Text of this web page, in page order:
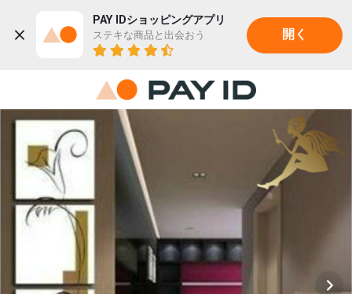
PAY IDショッピングアプリ
ステキな商品と出会おう 開く